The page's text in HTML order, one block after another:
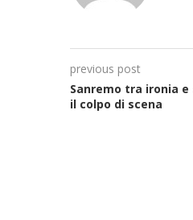
previous post
Sanremo tra ironia
il colpo di scena